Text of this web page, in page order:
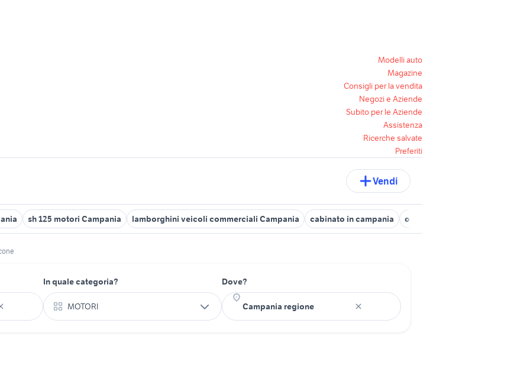
Modelli auto
Magazine
Consigli per la vendita
Negozi e Aziende
Subito per le Aziende
Assistenza
Ricerche salvate
Preferiti
Vendi
sh 125 motori Campania lamborghini veicoli commerciali Campania cabinato in campania opel crossland Campania
In quale categoria?
MOTORI
Dove?